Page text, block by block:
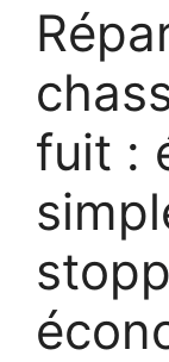
fuit :